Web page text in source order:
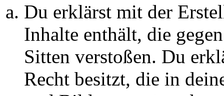
Du erklärst mit der
Inhalte enthält, die
Sitten verstoßen. Du
Recht besitzt, die in